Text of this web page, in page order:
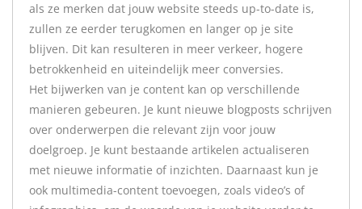
als ze merken dat jouw website steeds up-to-date is,
zullen ze eerder terugkomen en langer op je site
blijven. Dit kan resulteren in meer verkeer, hogere
betrokkenheid en uiteindelijk meer conversies.
Het bijwerken van je content kan op verschillende
manieren gebeuren. Je kunt nieuwe blogposts schrijven
over onderwerpen die relevant zijn voor jouw
doelgroep. Je kunt bestaande artikelen actualiseren
met nieuwe informatie of inzichten. Daarnaast kun je
ook multimedia-content toevoegen, zoals video’s of